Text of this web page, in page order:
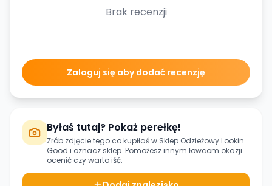
Brak recenzji
Zaloguj się aby dodać recenzję
Byłaś tutaj? Pokaż perełkę!
Zrób zdjęcie tego co kupiłaś w Sklep Odzieżowy Lookin
Good i oznacz sklep. Pomożesz innym łowcom okazji
ocenić czy warto iść.